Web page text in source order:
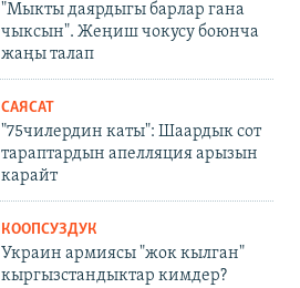
"Мыкты даярдыгы барлар гана
чыксын". Жеңиш чокусу боюнча
жаңы талап
САЯСАТ
"75чилердин каты": Шаардык сот
тараптардын апелляция арызын
карайт
КООПСУЗДУК
Украин армиясы "жок кылган"
кыргызстандыктар кимдер?